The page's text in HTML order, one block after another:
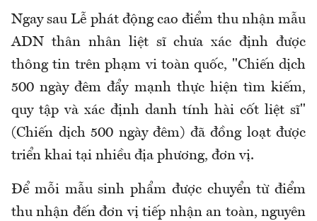
Ngay sau Lễ phát động cao điểm thu nhận mẫu
ADN thân nhân liệt sĩ chưa xác định được
thông tin trên phạm vi toàn quốc, "Chiến dịch
500 ngày đêm đẩy mạnh thực hiện tìm kiếm,
quy tập và xác định danh tính hài cốt liệt sĩ"
(Chiến dịch 500 ngày đêm) đã đồng loạt được
triển khai tại nhiều địa phương, đơn vị.
Để mỗi mẫu sinh phẩm được chuyển từ điểm
thu nhận đến đơn vị tiếp nhận an toàn, nguyên